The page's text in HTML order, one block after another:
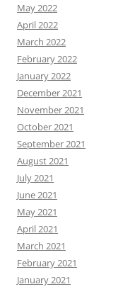
May 2022
April 2022
March 2022
February 2022
January 2022
December 2021
November 2021
October 2021
September 2021
August 2021
July 2021
June 2021
May 2021
April 2021
March 2021
February 2021
January 2021